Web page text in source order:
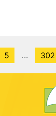
5 … 302